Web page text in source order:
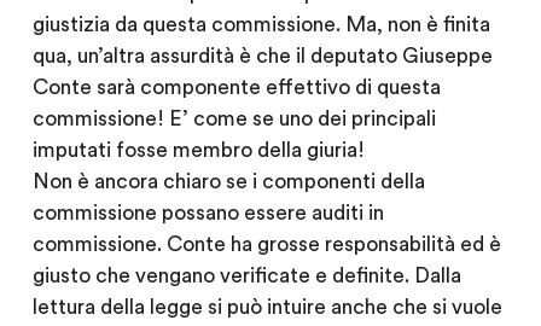
giustizia da questa commissione. Ma, non è finita
qua, un’altra assurdità è che il deputato Giuseppe
Conte sarà componente effettivo di questa
commissione! E’ come se uno dei principali
imputati fosse membro della giuria!
Non è ancora chiaro se i componenti della
commissione possano essere auditi in
commissione. Conte ha grosse responsabilità ed è
giusto che vengano verificate e definite. Dalla
lettura della legge si può intuire anche che si vuole